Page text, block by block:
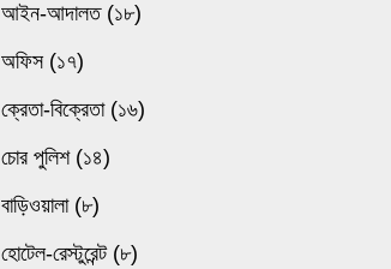
আইন-আদালত (১৮)
অফিস (১৭)
ক্রেতা-বিক্রেতা (১৬)
চোর পুলিশ (১৪)
বাড়িওয়ালা (৮)
হোটেল-রেস্টুরেন্ট (৮)